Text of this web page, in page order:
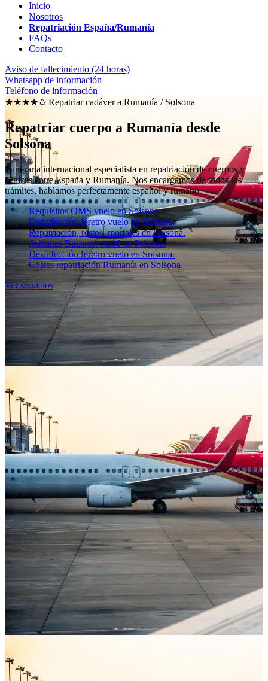
Inicio
Nosotros
Repatriación España/Rumanía
FAQs
Contacto
Aviso de fallecimiento (24 horas)
Whatsapp de información
Teléfono de información
★★★★✩ Repatriar cadáver a Rumanía / Solsona
Repatriar cuerpo a Rumanía desde
Solsona
Funeraria internacional especialista en repatriación de cuerpos y
cenizas entre España y Rumanía. Nos encargamos de todos los
trámites, hablamos perfectamente español y rumano
Requisitos OMS vuelo en Solsona.
Desinfección féretro vuelo en Solsona.
Repatriación, restos, mortales en Solsona.
Aduanas Bucarest ataúd en Solsona.
Desinfección féretro vuelo en Solsona.
Costes repatriación Rumanía en Solsona.
Ver servicios